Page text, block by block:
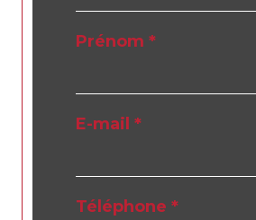
Prénom *
E-mail *
Téléphone *